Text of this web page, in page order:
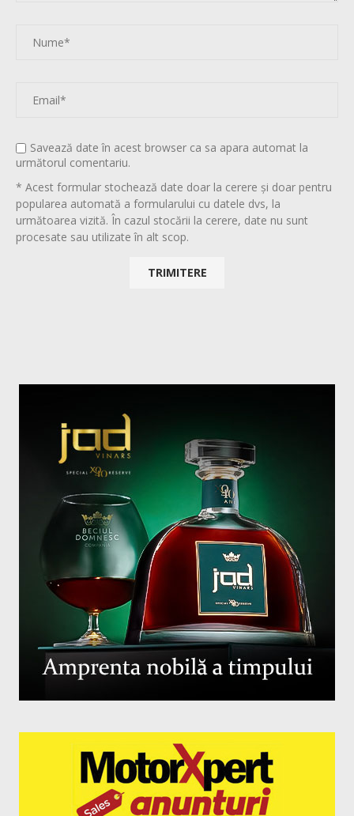
Savează date în acest browser ca sa apara automat la
următorul comentariu.
* Acest formular stochează date doar la cerere și doar pentru
popularea automată a formularului cu datele dvs, la
următoarea vizită. În cazul stocării la cerere, date nu sunt
procesate sau utilizate în alt scop.